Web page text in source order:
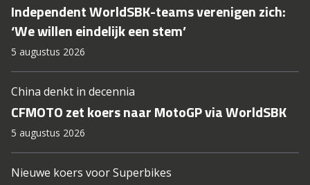
Independent WorldSBK-teams verenigen zich:
‘We willen eindelijk een stem’
5 augustus 2026
China denkt in decennia
CFMOTO zet koers naar MotoGP via WorldSBK
5 augustus 2026
Nieuwe koers voor Superbikes